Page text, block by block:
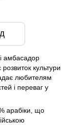
амбасадор
культури
любителям
і переваг у
арабіки, що